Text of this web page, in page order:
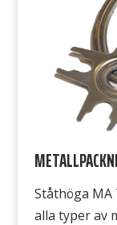
nästan
Ståthöga
alla typer av